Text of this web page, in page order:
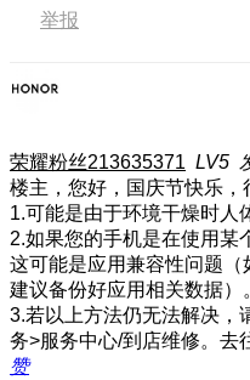
举报
荣耀粉丝213635371 LV5
楼主，您好，国庆节快乐
1.可能是由于环境干燥时人
2.如果您的手机是在使用某
这可能是应用兼容性问题
建议备份好应用相关数据）
3.若以上方法仍无法解决，
务>服务中心/到店维修。去
赞